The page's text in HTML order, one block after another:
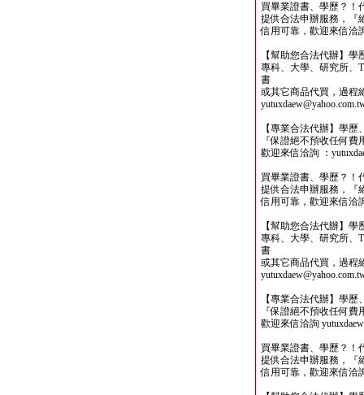
買畢業證書、學歷？！
提供合法申辦服務，『
信用可靠，歡迎來信洽
【幫助您合法代辦】
專科、大學、研究所、
書
或其它商品代買，過程
【專業合法代辦】學
『保證絕不預收任何
歡迎來信洽詢 ：
買畢業證書、學歷？！
提供合法申辦服務，『
信用可靠，歡迎來信洽
【幫助您合法代辦】
專科、大學、研究所、
書
或其它商品代買，過程
【專業合法代辦】學
『保證絕不預收任何
歡迎來信洽詢
買畢業證書、學歷？！
提供合法申辦服務，『
信用可靠，歡迎來信洽